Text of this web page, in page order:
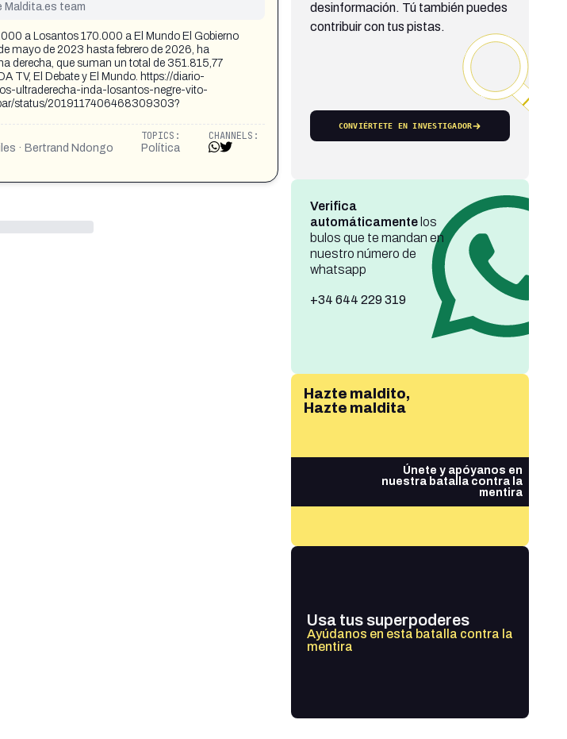
Maldita.es team
a Losantos 170.000 a El Mundo El Gobierno
mayo de 2023 hasta febrero de 2026, ha
derecha, que suman un total de 351.815,77
TV, El Debate y El Mundo. https://diario-
ultraderecha-inda-losantos-negre-vito-
status/2019117406468309303?
· Bertrand Ndongo
TOPICS:
Política
CHANNELS:
desinformación. Tú también puedes
contribuir con tus pistas.
CONVIÉRTETE EN INVESTIGADOR
Verifica
automáticamentelos
bulos que te mandan en
nuestro número de
whatsapp
+34 644 229 319
Hazte maldito,
Hazte maldita
Únete y apóyanos en
nuestra batalla contra la
mentira
Usa tus superpoderes
Ayúdanos en esta batalla contra la
mentira